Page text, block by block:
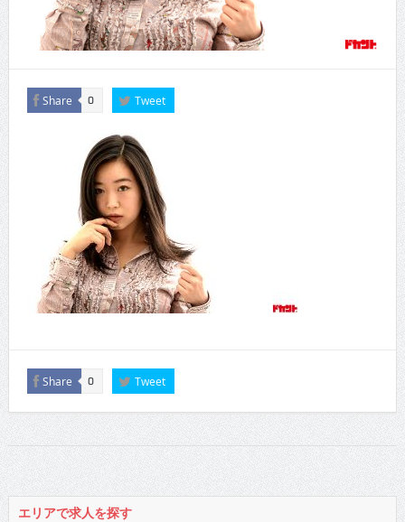
Share 0 Tweet
Share 0 Tweet
エリアで求人を探す